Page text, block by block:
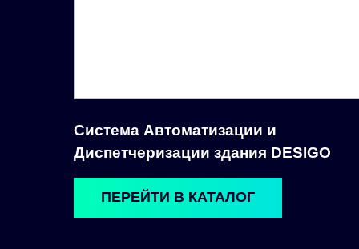
Система Автоматизации и
Диспетчеризации здания DESIGO
ПЕРЕЙТИ В КАТАЛОГ